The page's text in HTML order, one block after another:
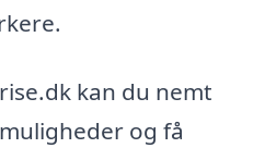
kan du nemt
og få